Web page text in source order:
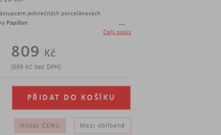
jedinečných porcelánových
Papillon.
jídelní stůl.
...
Celý popis
809 Kč
(669 Kč bez DPH)
Hlídat CENU Mezi oblíbené